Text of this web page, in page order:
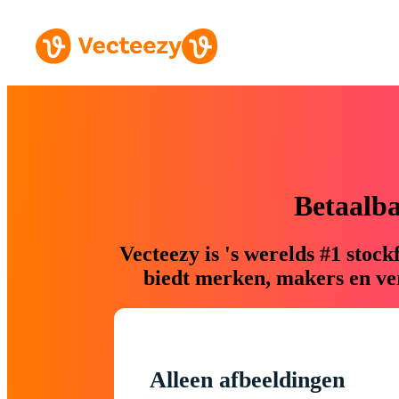
Vecteezy is 's werelds #1
biedt merken, makers en
Alleen afbeeldingen